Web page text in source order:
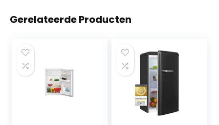
Gerelateerde Producten